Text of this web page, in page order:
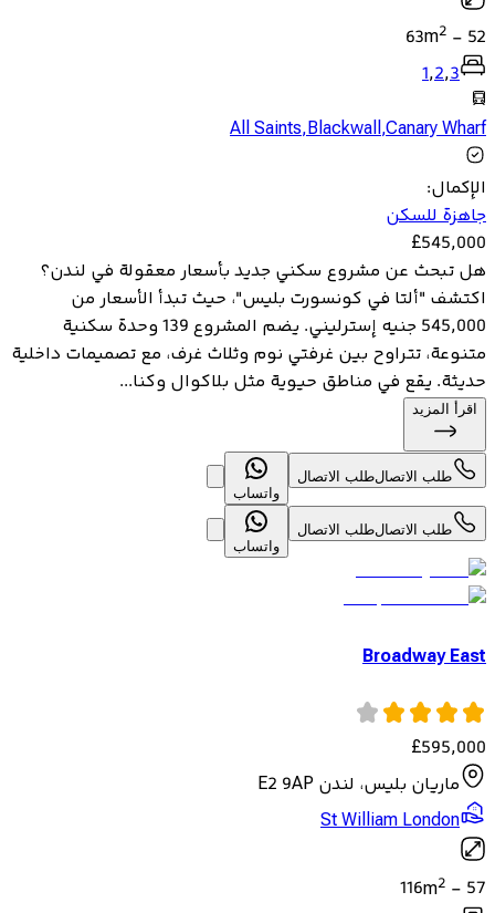
52
-
63m2
1,2,3
All Saints,Blackwall,Canary Wharf
الإكمال:
جاهزة للسكن
£545,000
هل تبحث عن مشروع سكني جديد بأسعار معقولة في لندن؟
اكتشف "ألتا في كونسورت بليس"، حيث تبدأ الأسعار من
545,000 جنيه إسترليني. يضم المشروع 139 وحدة سكنية
متنوعة، تتراوح بين غرفتي نوم وثلاث غرف، مع تصميمات داخلية
حديثة. يقع في مناطق حيوية مثل بلاكوال وكنا...
اقرأ المزيد
طلب الاتصالطلب الاتصال
واتساب
طلب الاتصالطلب الاتصال
واتساب
Broadway East
£595,000
ماريان بليس، لندن E2 9AP
St William London
57
-
116m2